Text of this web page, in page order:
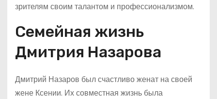
зрителям своим талантом и профессионализмом.
Семейная жизнь
Дмитрия Назарова
Дмитрий Назаров был счастливо женат на своей
жене Ксении. Их совместная жизнь была